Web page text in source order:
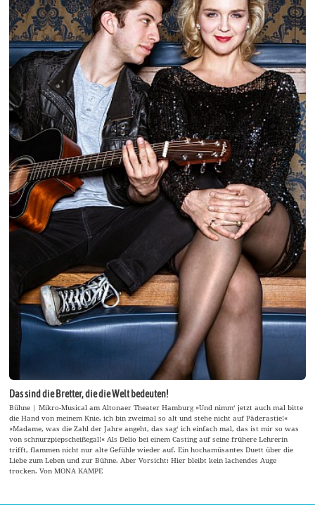
Das sind die Bretter, die die Welt bedeuten!
Bühne | Mikro-Musical am Altonaer Theater Hamburg »Und nimm‘ jetzt auch mal bitte
die Hand von meinem Knie, ich bin zweimal so alt und stehe nicht auf Päderastie!«
»Madame, was die Zahl der Jahre angeht, das sag‘ ich einfach mal, das ist mir so was
von schnurzpiepscheißegal!« Als Delio bei einem Casting auf seine frühere Lehrerin
trifft, flammen nicht nur alte Gefühle wieder auf. Ein hochamüsantes Duett über die
Liebe zum Leben und zur Bühne. Aber Vorsicht: Hier bleibt kein lachendes Auge
trocken. Von MONA KAMPE